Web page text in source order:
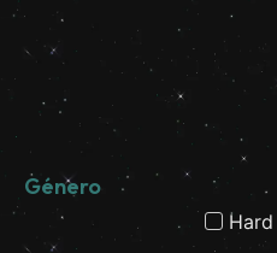
Género